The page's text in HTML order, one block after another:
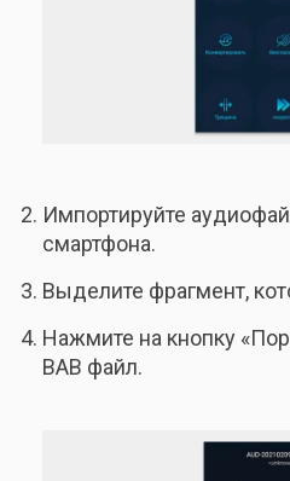
Импортируйте
смартфона.
Выделите фрагмент,
Нажмите на кнопку
ВАВ файл.